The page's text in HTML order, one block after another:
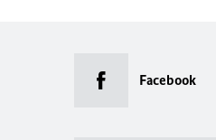
Facebook